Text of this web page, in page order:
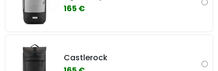
165 €
Castlerock